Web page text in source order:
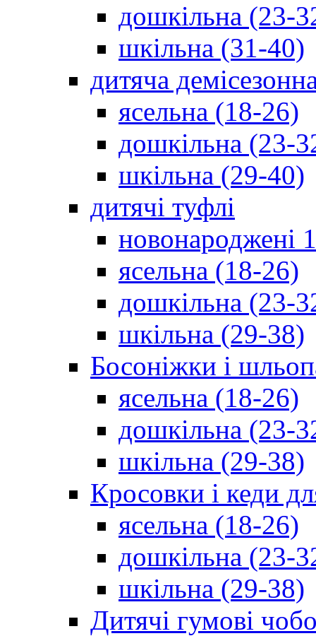
дошкільна (23-
шкільна (31-40)
дитяча
ясельна (18-26)
дошкільна (23-
шкільна (29-40)
дитячі туфлі
новонароджені
ясельна (18-26)
дошкільна (23-
шкільна (29-38)
Босоніжки і
ясельна (18-26)
дошкільна (23-
шкільна (29-38)
Кросовки і кеди
ясельна (18-26)
дошкільна (23-
шкільна (29-38)
Дитячі гумові